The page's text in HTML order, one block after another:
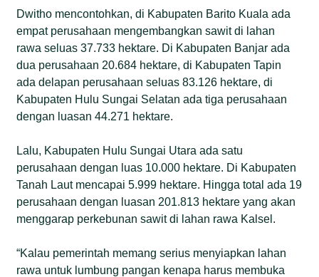
Dwitho mencontohkan, di Kabupaten Barito Kuala ada
empat perusahaan mengembangkan sawit di lahan
rawa seluas 37.733 hektare. Di Kabupaten Banjar ada
dua perusahaan 20.684 hektare, di Kabupaten Tapin
ada delapan perusahaan seluas 83.126 hektare, di
Kabupaten Hulu Sungai Selatan ada tiga perusahaan
dengan luasan 44.271 hektare.
Lalu, Kabupaten Hulu Sungai Utara ada satu
perusahaan dengan luas 10.000 hektare. Di Kabupaten
Tanah Laut mencapai 5.999 hektare. Hingga total ada 19
perusahaan dengan luasan 201.813 hektare yang akan
menggarap perkebunan sawit di lahan rawa Kalsel.
“Kalau pemerintah memang serius menyiapkan lahan
rawa untuk lumbung pangan kenapa harus membuka